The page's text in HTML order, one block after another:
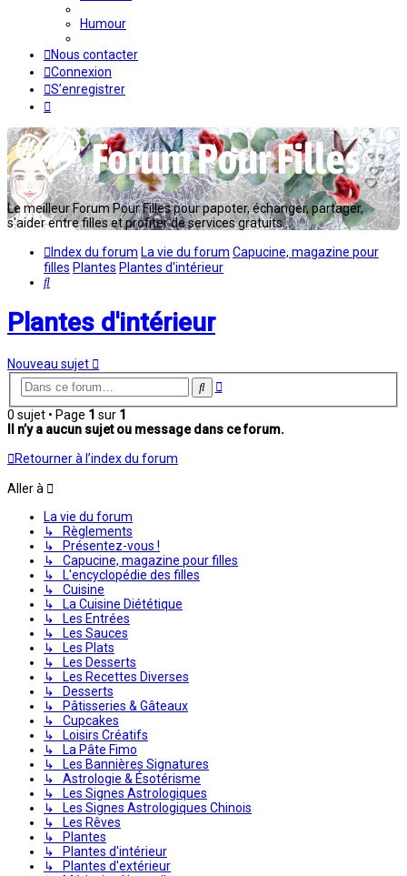
Humour
Nous contacter
Connexion
S’enregistrer
Le meilleur Forum Pour Filles pour papoter, échanger, partager,
s'aider entre filles et profiter de services gratuits...
Index du forum La vie du forum Capucine, magazine pour
filles Plantes Plantes d'intérieur
Rechercher
Plantes d'intérieur
Nouveau sujet
Rechercher
Recherche
0 sujet • Page 1 sur 1
Il n’y a aucun sujet ou message dans ce forum.
Retourner à l’index du forum
Aller à
La vie du forum
↳ Règlements
↳ Présentez-vous !
↳ Capucine, magazine pour filles
↳ L'encyclopédie des filles
↳ Cuisine
↳ La Cuisine Diététique
↳ Les Entrées
↳ Les Sauces
↳ Les Plats
↳ Les Desserts
↳ Les Recettes Diverses
↳ Desserts
↳ Pâtisseries & Gâteaux
↳ Cupcakes
↳ Loisirs Créatifs
↳ La Pâte Fimo
↳ Les Bannières Signatures
↳ Astrologie & Ésotérisme
↳ Les Signes Astrologiques
↳ Les Signes Astrologiques Chinois
↳ Les Rêves
↳ Plantes
↳ Plantes d'intérieur
↳ Plantes d'extérieur